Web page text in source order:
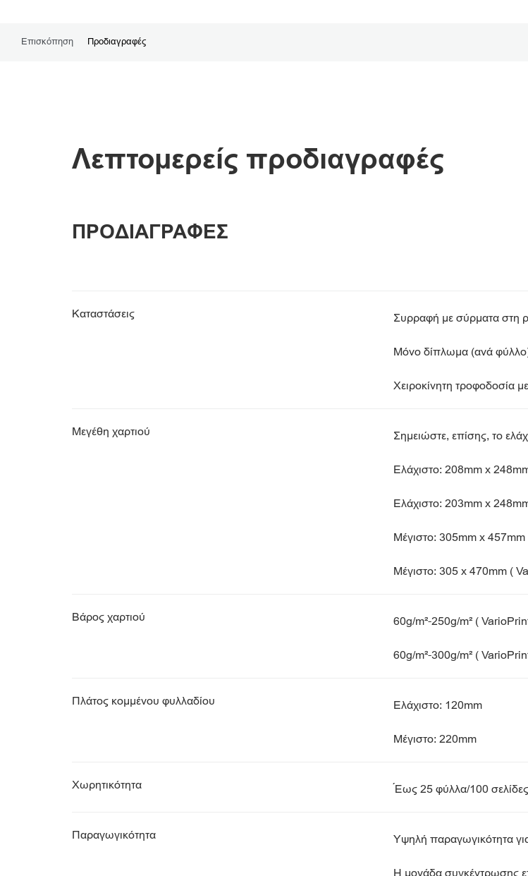
Επισκόπηση Προδιαγραφές
Λεπτομερείς προδιαγραφές
ΠΡΟΔΙΑΓΡΑΦΕΣ
Καταστάσεις Συρραφή με σύρματα στη
Μόνο δίπλωμα (ανά
Χειροκίνητη τροφοδοσία
Μεγέθη χαρτιού Σημειώστε, επίσης, το
Ελάχιστο: 208mm x
Ελάχιστο: 203mm x
Μέγιστο: 305mm x
Μέγιστο: 305 x 470mm (
Βάρος χαρτιού 60g/m²-250g/m² (
60g/m²-300g/m² (
Πλάτος κομμένου φυλλαδίου Ελάχιστο: 120mm
Μέγιστο: 220mm
Χωρητικότητα Έως 25 φύλλα/100
Παραγωγικότητα Υψηλή παραγωγικότητα